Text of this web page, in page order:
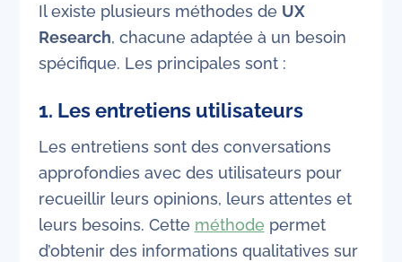
Il existe plusieurs méthodes de UX
Research, chacune adaptée à un besoin
spécifique. Les principales sont :
1. Les entretiens utilisateurs
Les entretiens sont des conversations
approfondies avec des utilisateurs pour
recueillir leurs opinions, leurs attentes et
leurs besoins. Cette méthode permet
d’obtenir des informations qualitatives sur